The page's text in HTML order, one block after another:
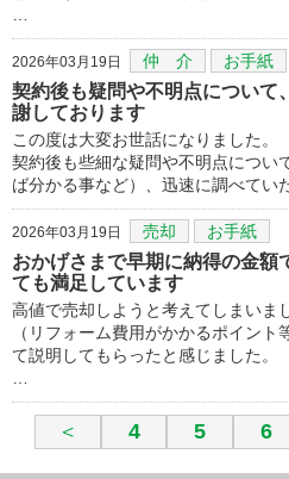
2026年03月19日 仲 介 お手紙
契約後も疑問や不明点について
謝しております
この度は大変お世話になりました。
契約後も些細な疑問や不明点につい
ば分かる事など）、迅速に調べてい
2026年03月19日 売却 お手紙
おかげさまで早期に納得の金額
ても満足しています
高値で売却しようと考えてしまいま
（リフォーム費用がかかるポイン
て説明してもらったと感じました。
＜ 4 5 6